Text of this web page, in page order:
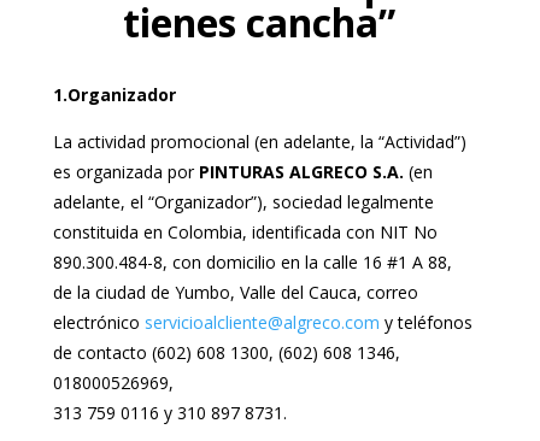
tienes cancha”
1.Organizador
La actividad promocional (en adelante, la “Actividad”)
es organizada por PINTURAS ALGRECO S.A. (en
adelante, el “Organizador”), sociedad legalmente
constituida en Colombia, identificada con NIT No
890.300.484-8, con domicilio en la calle 16 #1 A 88,
de la ciudad de Yumbo, Valle del Cauca, correo
electrónico servicioalcliente@algreco.com y teléfonos
de contacto (602) 608 1300, (602) 608 1346,
018000526969,
313 759 0116 y 310 897 8731.